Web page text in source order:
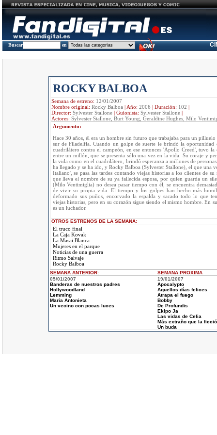
Buscar en
ROCKY BALBOA
Semana de estreno: 12/01/2007
Nombre original: Rocky Balboa | Año: 2006 | Duración: 102 |
Director: Sylvester Stallone| Guionista: Sylvester Stallone|
Actores: Sylvester Stallone, Burt Young, Geraldine Hughes, Milo
Argumento:
Hace 30 años, él era un hombre sin futuro que trabajaba para un pilluelo
sur de Filadelfia. Cuando un golpe de suerte le brindó la oportunidad
cuadrilátero contra el campeón, en ese entonces 'Apollo Creed', tuvo
entre un millón, que se presenta sólo una vez en la vida. Su coraje y
la vida como en el cuadrilátero, brindó esperanza a millones de
ha llegado y se ha ido, y Rocky Balboa (Sylvester Stallone), el que una
Italiano', se pasa las tardes contando viejas historias a los clientes de su
que lleva el nombre de su ya fallecida esposa, por quien guarda un
(Milo Ventimiglia) no desea pasar tiempo con él, se encuentra
de vivir su propia vida. El tiempo y los golpes han hecho más
deformado sus puños, encorvado la espalda y sacado todo lo que
viejas historias, pero en su corazón sigue siendo el mismo hombre. En
es un luchador.
OTROS ESTRENOS DE LA SEMANA:
El truco final
La Caja Kovak
La Masai Blanca
Mujeres en el parque
Noticias de una guerra
Ritmo Salvaje
Rocky Balboa
SEMANA ANTERIOR: SEMANA PROXIMA
05/01/2007
Banderas de nuestros padres
Hollywoodland
Lemming
Maria Antonieta
Un vecino con pocas luces
19/01/2007
Apocalypto
Aquellos días felices
Atrapa el fuego
Bobby
De Profundis
Ekipo Ja
Las vidas de Celia
Más extraño que la
Un buda